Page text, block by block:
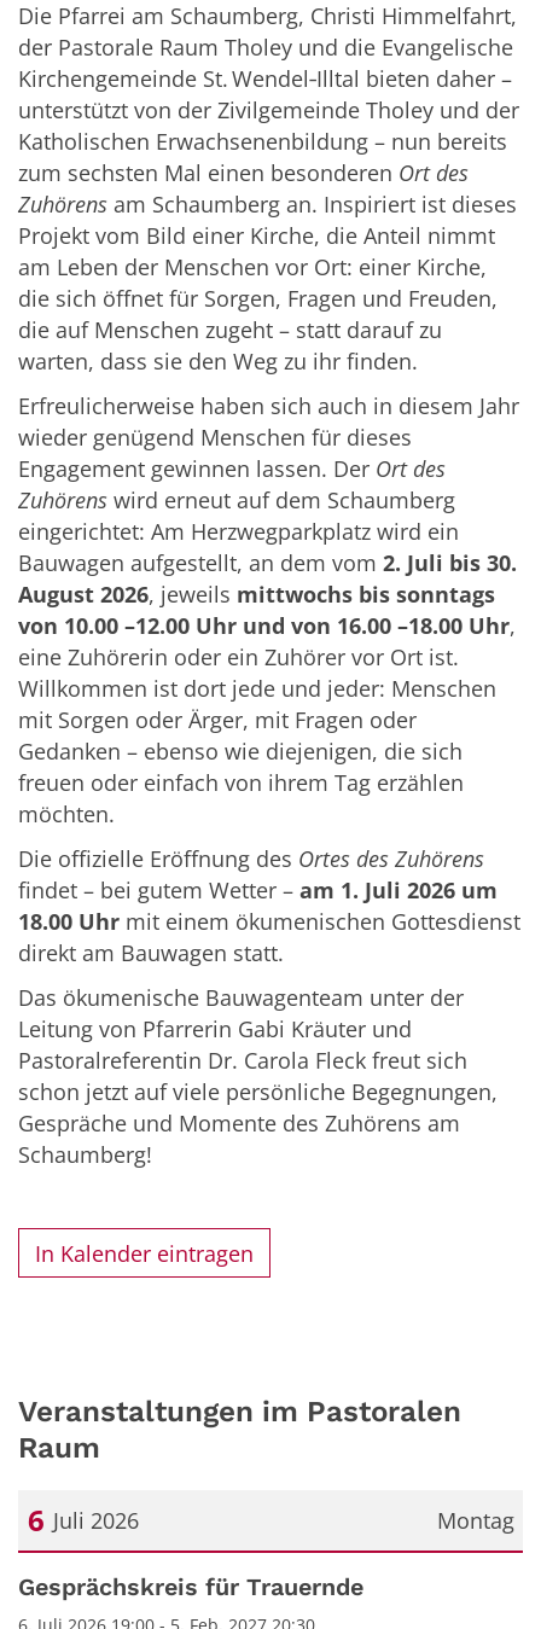
Die Pfarrei am Schaumberg, Christi Himmelfahrt,
der Pastorale Raum Tholey und die Evangelische
Kirchengemeinde St. Wendel‑Illtal bieten daher –
unterstützt von der Zivilgemeinde Tholey und der
Katholischen Erwachsenenbildung – nun bereits
zum sechsten Mal einen besonderen Ort des
Zuhörens am Schaumberg an. Inspiriert ist dieses
Projekt vom Bild einer Kirche, die Anteil nimmt
am Leben der Menschen vor Ort: einer Kirche,
die sich öffnet für Sorgen, Fragen und Freuden,
die auf Menschen zugeht – statt darauf zu
warten, dass sie den Weg zu ihr finden.
Erfreulicherweise haben sich auch in diesem Jahr
wieder genügend Menschen für dieses
Engagement gewinnen lassen. Der Ort des
Zuhörens wird erneut auf dem Schaumberg
eingerichtet: Am Herzwegparkplatz wird ein
Bauwagen aufgestellt, an dem vom 2. Juli bis 30.
August 2026, jeweils mittwochs bis sonntags
von 10.00 –12.00 Uhr und von 16.00 –18.00 Uhr,
eine Zuhörerin oder ein Zuhörer vor Ort ist.
Willkommen ist dort jede und jeder: Menschen
mit Sorgen oder Ärger, mit Fragen oder
Gedanken – ebenso wie diejenigen, die sich
freuen oder einfach von ihrem Tag erzählen
möchten.
Die offizielle Eröffnung des Ortes des Zuhörens
findet – bei gutem Wetter – am 1. Juli 2026 um
18.00 Uhr mit einem ökumenischen Gottesdienst
direkt am Bauwagen statt.
Das ökumenische Bauwagenteam unter der
Leitung von Pfarrerin Gabi Kräuter und
Pastoralreferentin Dr. Carola Fleck freut sich
schon jetzt auf viele persönliche Begegnungen,
Gespräche und Momente des Zuhörens am
Schaumberg!
In Kalender eintragen
Veranstaltungen im Pastoralen
Raum
Montag
6 Juli 2026
Datum: 6. Juli 2026
Gesprächskreis für Trauernde